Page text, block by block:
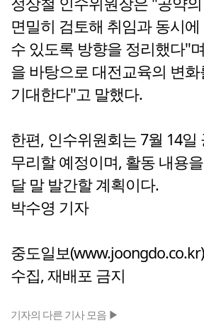
면밀히 검토해 취임과 동시
수 있도록 방향을 정리했다"
을 바탕으로 대전교육의 변
기대한다"고 말했다.
한편, 인수위원회는 7월 14일
무리할 예정이며, 활동 내용
달 말 발간할 계획이다.
박수영 기자
중도일보
수집, 재배포 금지
기자의 다른 기사 모음 ▶